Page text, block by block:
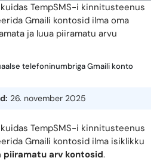
TempSMS-i kinnitusteenus
Gmaili kontosid ilma oma
ja luua piiramatu arvu
telefoninumbriga Gmaili konto
26. november 2025
TempSMS-i kinnitusteenus
Gmaili kontosid ilma isiklikku
piiramatu arv kontosid.